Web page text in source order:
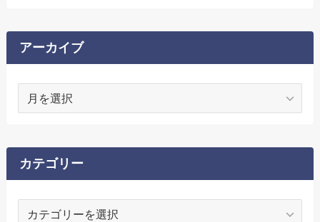
アーカイブ
イ
ブ
カテゴリー